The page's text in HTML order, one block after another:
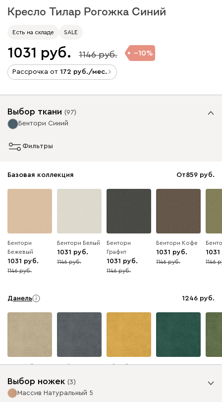
Кресло Тилар Рогожка Синий
Есть на складе SALE
1031 1146 10
Рассрочка от 172 /мес.
Выбор ткани (97)
Бентори Синий
Фильтры
Базовая коллекция От859
Бентори
Бежевый
1031
10
1146
Бентори Белый
1031
10
1146
Бентори
Графит
1031
10
1146
Бентори Кофе
1031
10
1146
1031
10
1146
Данель 1246
Бежевый Графит Жёлтый Изумруд
Выбор ножек (3)
Массив Натуральный 5